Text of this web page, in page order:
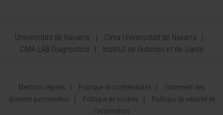
Universidad de Navarra
Cima Universidad de Navarra
CIMA LAB Diagnostics
Institut de Nutrition et de Santé
Mentions légales Politique de confidentialité
Traitement des
données personnelles
Politique de cookies
Politique de sécurité de
l’information